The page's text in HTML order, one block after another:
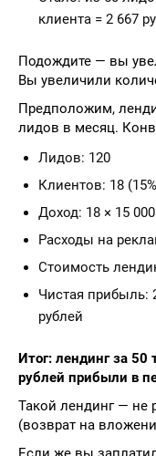
клиента = 2 667
Подождите — вы
Вы увеличили
Предположим,
лидов в месяц.
Лидов: 120
Клиентов: 18
Доход: 18 × 15
Расходы на
Стоимость
Чистая прибыль:
рублей
Итог: лендинг за
рублей прибыли в
Такой лендинг — не
(возврат на